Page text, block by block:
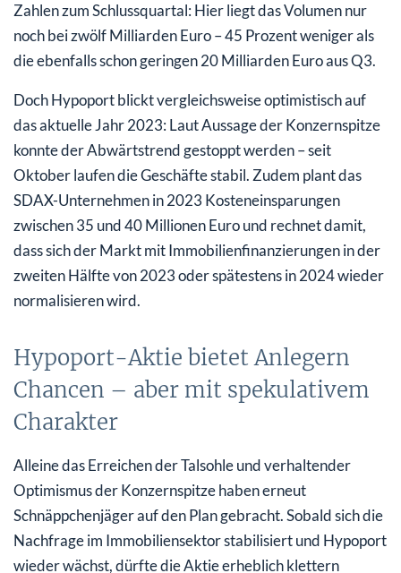
Zahlen zum Schlussquartal: Hier liegt das Volumen nur
noch bei zwölf Milliarden Euro – 45 Prozent weniger als
die ebenfalls schon geringen 20 Milliarden Euro aus Q3.
Doch Hypoport blickt vergleichsweise optimistisch auf
das aktuelle Jahr 2023: Laut Aussage der Konzernspitze
konnte der Abwärtstrend gestoppt werden – seit
Oktober laufen die Geschäfte stabil. Zudem plant das
SDAX-Unternehmen in 2023 Kosteneinsparungen
zwischen 35 und 40 Millionen Euro und rechnet damit,
dass sich der Markt mit Immobilienfinanzierungen in der
zweiten Hälfte von 2023 oder spätestens in 2024 wieder
normalisieren wird.
Hypoport-Aktie bietet Anlegern
Chancen – aber mit spekulativem
Charakter
Alleine das Erreichen der Talsohle und verhaltender
Optimismus der Konzernspitze haben erneut
Schnäppchenjäger auf den Plan gebracht. Sobald sich die
Nachfrage im Immobiliensektor stabilisiert und Hypoport
wieder wächst, dürfte die Aktie erheblich klettern